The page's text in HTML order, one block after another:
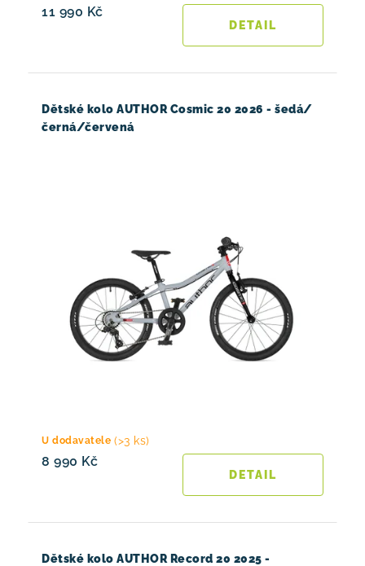
11 990 Kč
Dětské kolo AUTHOR Cosmic 20 2026 - šedá/
černá/červená
U dodavatele (>3 ks)
8 990 Kč
Dětské kolo AUTHOR Record 20 2025 -